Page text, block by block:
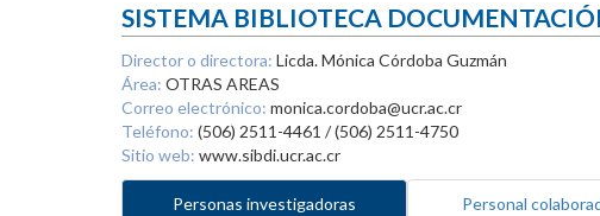
SISTEMA BIBLIOTECA
Director o directora: Licda. Mónica Córdoba Guzmán
Área: OTRAS AREAS
Correo electrónico: monica.cordoba@ucr.ac.cr
Teléfono: (506) 2511-4461 / (506) 2511-4750
Sitio web: www.sibdi.ucr.ac.cr
Personas investigadoras Personal